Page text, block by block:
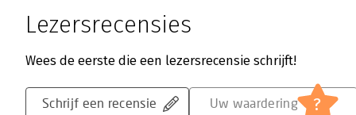
Lezersrecensies
Wees de eerste die een lezersrecensie schrijft!
Schrijf een recensie Uw waardering ?